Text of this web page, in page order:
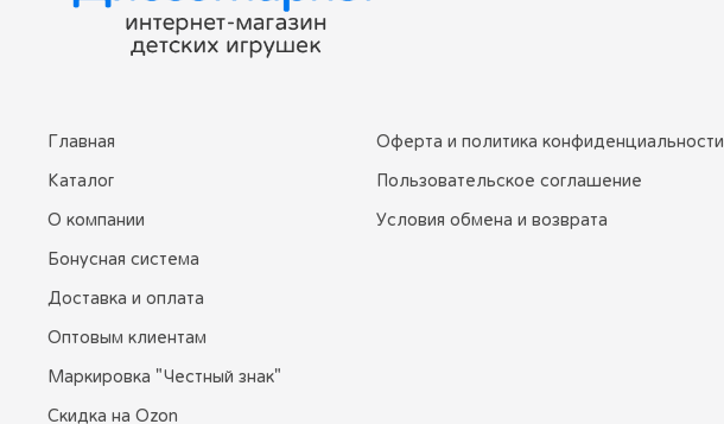
Главная
Каталог
О компании
Бонусная система
Доставка и оплата
Оптовым клиентам
Маркировка "Честный знак"
Скидка на Ozon
Оферта и политика конфиденциальности
Пользовательское соглашение
Условия обмена и возврата